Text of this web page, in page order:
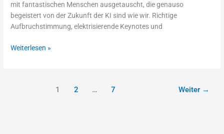
mit fantastischen Menschen ausgetauscht, die genauso
begeistert von der Zukunft der KI sind wie wir. Richtige
Aufbruchstimmung, elektrisierende Keynotes und
Weiterlesen »
1 2 … 7 Weiter →